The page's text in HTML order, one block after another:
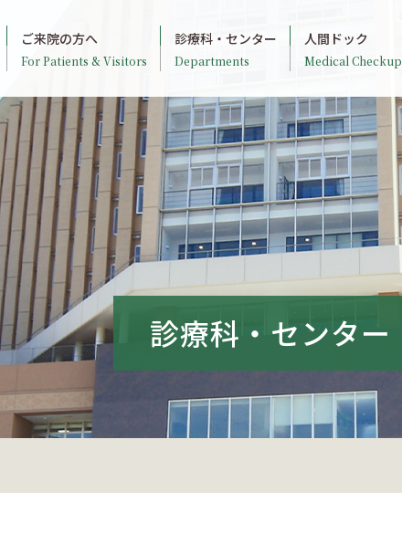
ご来院の方へ
For Patients & Visitors
診療科・センター
Departments
人間ドック
Medical Checkup
診療科・センター